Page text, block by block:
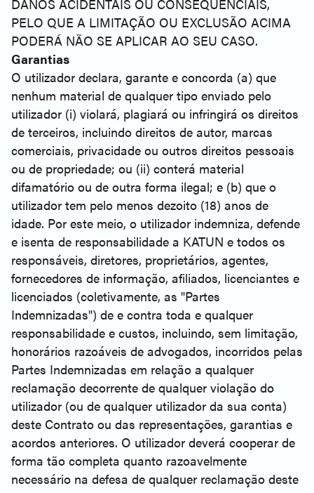
DANOS ACIDENTAIS OU CONSEQUENCIAIS,
PELO QUE A LIMITAÇÃO OU EXCLUSÃO ACIMA
PODERÁ NÃO SE APLICAR AO SEU CASO.
Garantias
O utilizador declara, garante e concorda (a) que
nenhum material de qualquer tipo enviado pelo
utilizador (i) violará, plagiará ou infringirá os direitos
de terceiros, incluindo direitos de autor, marcas
comerciais, privacidade ou outros direitos pessoais
ou de propriedade; ou (ii) conterá material
difamatório ou de outra forma ilegal; e (b) que o
utilizador tem pelo menos dezoito (18) anos de
idade. Por este meio, o utilizador indemniza, defende
e isenta de responsabilidade a KATUN e todos os
responsáveis, diretores, proprietários, agentes,
fornecedores de informação, afiliados, licenciantes e
licenciados (coletivamente, as "Partes
Indemnizadas") de e contra toda e qualquer
responsabilidade e custos, incluindo, sem limitação,
honorários razoáveis de advogados, incorridos pelas
Partes Indemnizadas em relação a qualquer
reclamação decorrente de qualquer violação do
utilizador (ou de qualquer utilizador da sua conta)
deste Contrato ou das representações, garantias e
acordos anteriores. O utilizador deverá cooperar de
forma tão completa quanto razoavelmente
necessário na defesa de qualquer reclamação deste